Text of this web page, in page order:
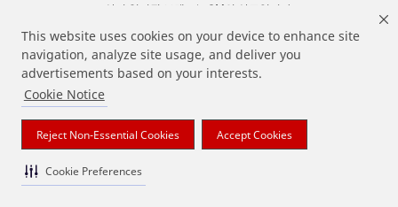
This website uses cookies on your device to enhance site
navigation, analyze site usage, and deliver you
advertisements based on your interests.
Cookie Notice
Reject Non-Essential Cookies Accept Cookies
Cookie Preferences
상기 열거된 브랜드는 3M의 상표입니다.